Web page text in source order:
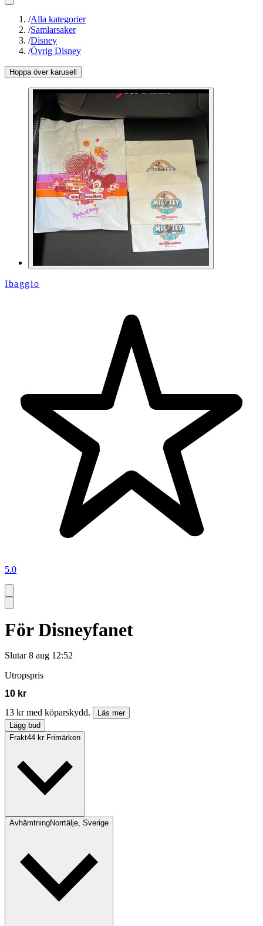
/Alla kategorier
/Samlarsaker
/Disney
/Övrig Disney
Hoppa över karusell
Ibaggio
5.0
För Disneyfanet
Slutar 8 aug 12:52
Utropspris
10 kr
13 kr med köparskydd.
Läs mer
Lägg bud
Frakt44 kr Frimärken
AvhämtningNorrtälje, Sverige